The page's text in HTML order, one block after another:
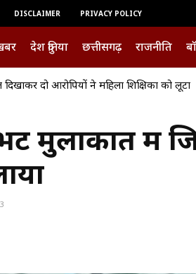
DISCLAIMER PRIVACY POLICY
देश दुनिया छत्तीसगढ़ राजनीति
दिखाकर दो आरोपियों ने महिला शिक्षिका को लूटा
मुलाकात में